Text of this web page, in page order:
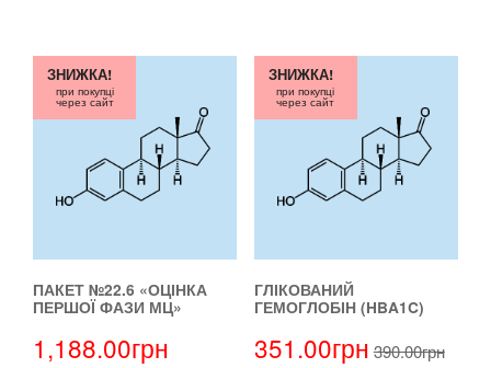
ПАКЕТ №22.6 «ОЦІНКА
ПЕРШОЇ ФАЗИ МЦ»
1,188.00грн
ЗНИЖКА!
при покупці
через сайт
ГЛІКОВАНИЙ
ГЕМОГЛОБІН (HBA1C)
351.00грн 390.00грн
ЗНИЖКА!
при покупці
через сайт